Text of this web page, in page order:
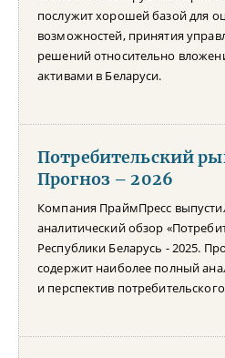
послужит хорошей базой для
возможностей, принятия
решений относительно
активами в Беларуси.
Потребительский
Прогноз – 2026
Компания ПраймПресс
аналитический обзор
Республики Беларусь - 2025.
содержит наиболее полный
и перспектив